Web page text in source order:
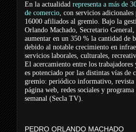
En la actualidad representa a más de
de comercio, con servicios adicionales
16000 afiliados al gremio. Bajo la
Orlando Machado, Secretario
aumentar en un 350 % la cantidad de
debido al notable crecimiento en
servicios laborales, culturales,
El acercamiento entre los
es potenciado por las distintas vías de
gremio: periódico informativo, revista
página web, redes sociales y
semanal (Secla TV).
PEDRO ORLANDO MACHADO